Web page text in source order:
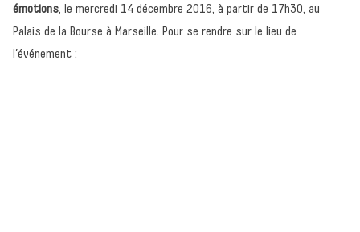
émotions, le mercredi 14 décembre 2016, à partir de 17h30, au
Palais de la Bourse à Marseille. Pour se rendre sur le lieu de
l’événement :